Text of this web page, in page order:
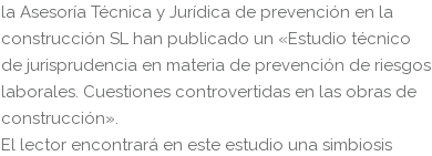
la Asesoría Técnica y Jurídica de prevención en la
construcción SL han publicado un «Estudio técnico
de jurisprudencia en materia de prevención de riesgos
laborales. Cuestiones controvertidas en las obras de
construcción».
El lector encontrará en este estudio una simbiosis